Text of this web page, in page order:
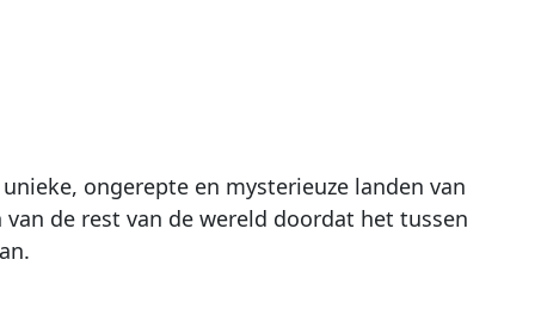
ongerepte en mysterieuze landen van
de rest van de wereld doordat het tussen